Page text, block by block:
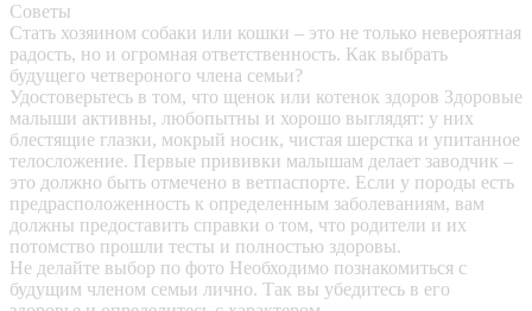
Советы
Стать хозяином собаки или кошки – это не только невероятная
радость, но и огромная ответственность. Как выбрать
будущего четвероного члена семьи?
Удостоверьтесь в том, что щенок или котенок здоров Здоровые
малыши активны, любопытны и хорошо выглядят: у них
блестящие глазки, мокрый носик, чистая шерстка и упитанное
телосложение. Первые прививки малышам делает заводчик –
это должно быть отмечено в ветпаспорте. Если у породы есть
предрасположенность к определенным заболеваниям, вам
должны предоставить справки о том, что родители и их
потомство прошли тесты и полностью здоровы.
Не делайте выбор по фото Необходимо познакомиться с
будущим членом семьи лично. Так вы убедитесь в его